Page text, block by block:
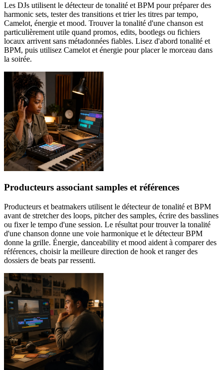
Les DJs utilisent le détecteur de tonalité et BPM pour préparer des
harmonic sets, tester des transitions et trier les titres par tempo,
Camelot, énergie et mood. Trouver la tonalité d'une chanson est
particulièrement utile quand promos, edits, bootlegs ou fichiers
locaux arrivent sans métadonnées fiables. Lisez d'abord tonalité et
BPM, puis utilisez Camelot et énergie pour placer le morceau dans
la soirée.
Producteurs associant samples et références
Producteurs et beatmakers utilisent le détecteur de tonalité et BPM
avant de stretcher des loops, pitcher des samples, écrire des basslines
ou fixer le tempo d'une session. Le résultat pour trouver la tonalité
d'une chanson donne une voie harmonique et le détecteur BPM
donne la grille. Énergie, danceability et mood aident à comparer des
références, choisir la meilleure direction de hook et ranger des
dossiers de beats par ressenti.